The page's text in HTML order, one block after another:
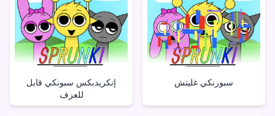
إنكريدبكس سبونكي قابل
للعزف
سبورنكي غليتش